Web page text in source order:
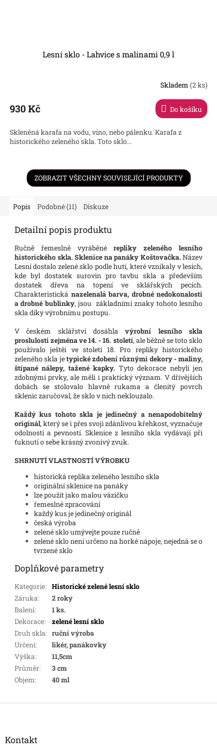
Lesní sklo - Lahvice s malinami 0,9 l
Skladem (2 ks)
930 Kč Do košíku
Skleněná karafa na vodu, víno, nebo pálenku. Karafa z
historického zeleného skla. Toto sklo...
ZOBRAZIT VŠECHNY SOUVISEJÍCÍ PRODUKTY
Popis Podobné (11) Diskuze
Detailní popis produktu
Ručně řemeslně vyráběnérepliky zeleného lesního
historického skla. Sklenice na panáky Koštovačka. Název
Lesní dostalo zelené sklo podle hutí, které vznikaly v lesích,
kde byl dostatek surovin pro tavbu skla a především
dostatek dřeva na topení ve sklářských pecích.
Charakteristická nazelenalá barva, drobné nedokonalosti
a drobné bublinky, jsou základními znaky tohoto lesního
skla díky výrobnímu postupu.
V českém sklářství dosáhlavýrobní lesního skla
proslulosti zejména ve 14. - 16. století, ale běžně se toto sklo
používalo ještěi ve století 18. Pro repliky historického
zeleného skla jetypické zdobení různými dekory - maliny,
štípané nálepy, tažené kapky. Tyto dekorace nebyli jen
zdobnými prvky, ale měli i praktický význam. V dřívějších
dobách se stolovalo hlavně rukama a členitý povrch
sklenic zaručoval, že sklo v nich neklouzalo.
Každý kus tohoto skla je jedinečný a nenapodobitelný
originál, který se i přes svoji zdánlivou křehkost, vyznačuje
odolností a pevností. Sklenice z lesního skla vydávají při
ťuknutí o sebe krásný zvonivý zvuk.
SHRNUTÍ VLASTNOSTÍ VÝROBKU
historická replika zeleného lesního skla
originální sklenice na panáky
lze použít jako malou vázičku
řemeslné zpracování
každý kus je jedinečný originál
česká výroba
zelené sklo umývejte pouze ručně
zelené sklo není určeno na horké nápoje, nejedná se o
tvrzené sklo
Doplňkové parametry
Kategorie: Historické zelené lesní sklo
Záruka:
2 roky
Balení:
1 ks.
Dekorace:
zelené lesní sklo
Druh skla: ruční výroba
Určení:
likér, panákovky
Výška:
11,5cm
Průměr:
3 cm
Objem: 40 ml
Z
Kontakt